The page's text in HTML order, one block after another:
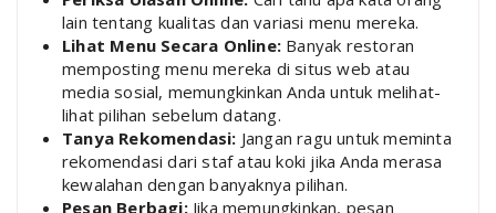
lain tentang kualitas dan variasi menu mereka.
Lihat Menu Secara Online: Banyak restoran
memposting menu mereka di situs web atau
media sosial, memungkinkan Anda untuk melihat-
lihat pilihan sebelum datang.
Tanya Rekomendasi: Jangan ragu untuk meminta
rekomendasi dari staf atau koki jika Anda merasa
kewalahan dengan banyaknya pilihan.
Pesan Berbagi:Jika memungkinkan, pesan